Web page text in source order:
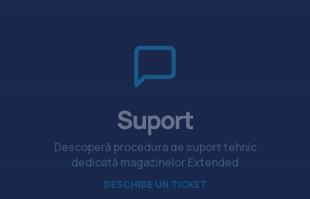
Suport
Descoperă procedura de suport tehnic
dedicată magazinelor Extended
DESCHIDE UN TICKET